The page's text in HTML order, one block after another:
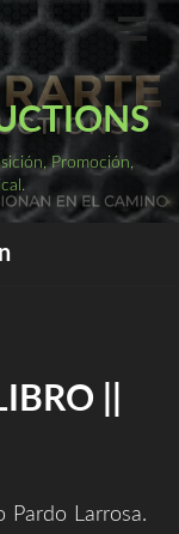
Promoción,
||
Larrosa.